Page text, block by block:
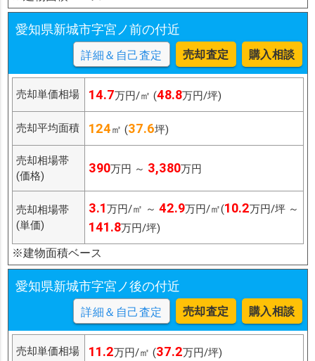
愛知県新城市字宮ノ前の付近
詳細＆自己査定 売却査定 購入相談
売却単価相場 14.7万円/㎡ (48.8万円/坪)
売却平均面積 124㎡ (37.6坪)
売却相場帯
(価格)
390万円 ～ 3,380万円
売却相場帯
(単価)
3.1万円/㎡ ～ 42.9万円/㎡(10.2万円/坪 ～
141.8万円/坪)
※建物面積ベース
愛知県新城市字宮ノ後の付近
詳細＆自己査定 売却査定 購入相談
売却単価相場 11.2万円/㎡ (37.2万円/坪)